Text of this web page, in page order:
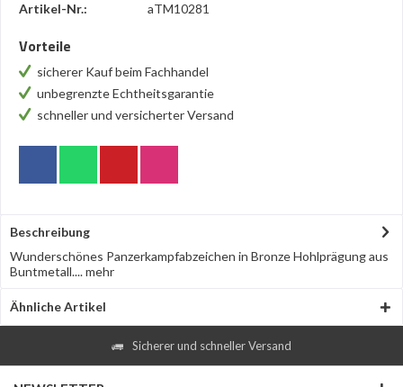
Artikel-Nr.: aTM10281
Vorteile
sicherer Kauf beim Fachhandel
unbegrenzte Echtheitsgarantie
schneller und versicherter Versand
Beschreibung
Wunderschönes Panzerkampfabzeichen in Bronze Hohlprägung aus
Buntmetall....mehr
Ähnliche Artikel
Sicherer und schneller Versand